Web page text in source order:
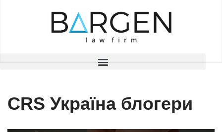
CRS Україна блогери